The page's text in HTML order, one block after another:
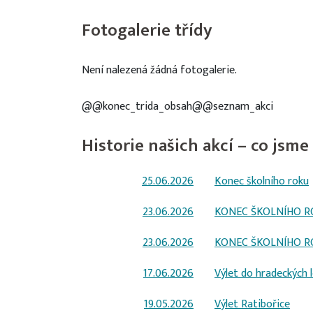
Fotogalerie třídy
Není nalezená žádná fotogalerie.
@@konec_trida_obsah@@seznam_akci
Historie našich akcí – co
25.06.2026
Konec školního roku
23.06.2026
KONEC ŠKOLNÍHO
23.06.2026
KONEC ŠKOLNÍHO
17.06.2026
Výlet do hradeckých
19.05.2026
Výlet Ratibořice